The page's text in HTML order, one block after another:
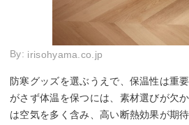
By: irisohyama.co.jp
防寒グッズを選ぶうえで、保温性は重
がさず体温を保つには、素材選びが欠
は空気を多く含み、高い断熱効果が期